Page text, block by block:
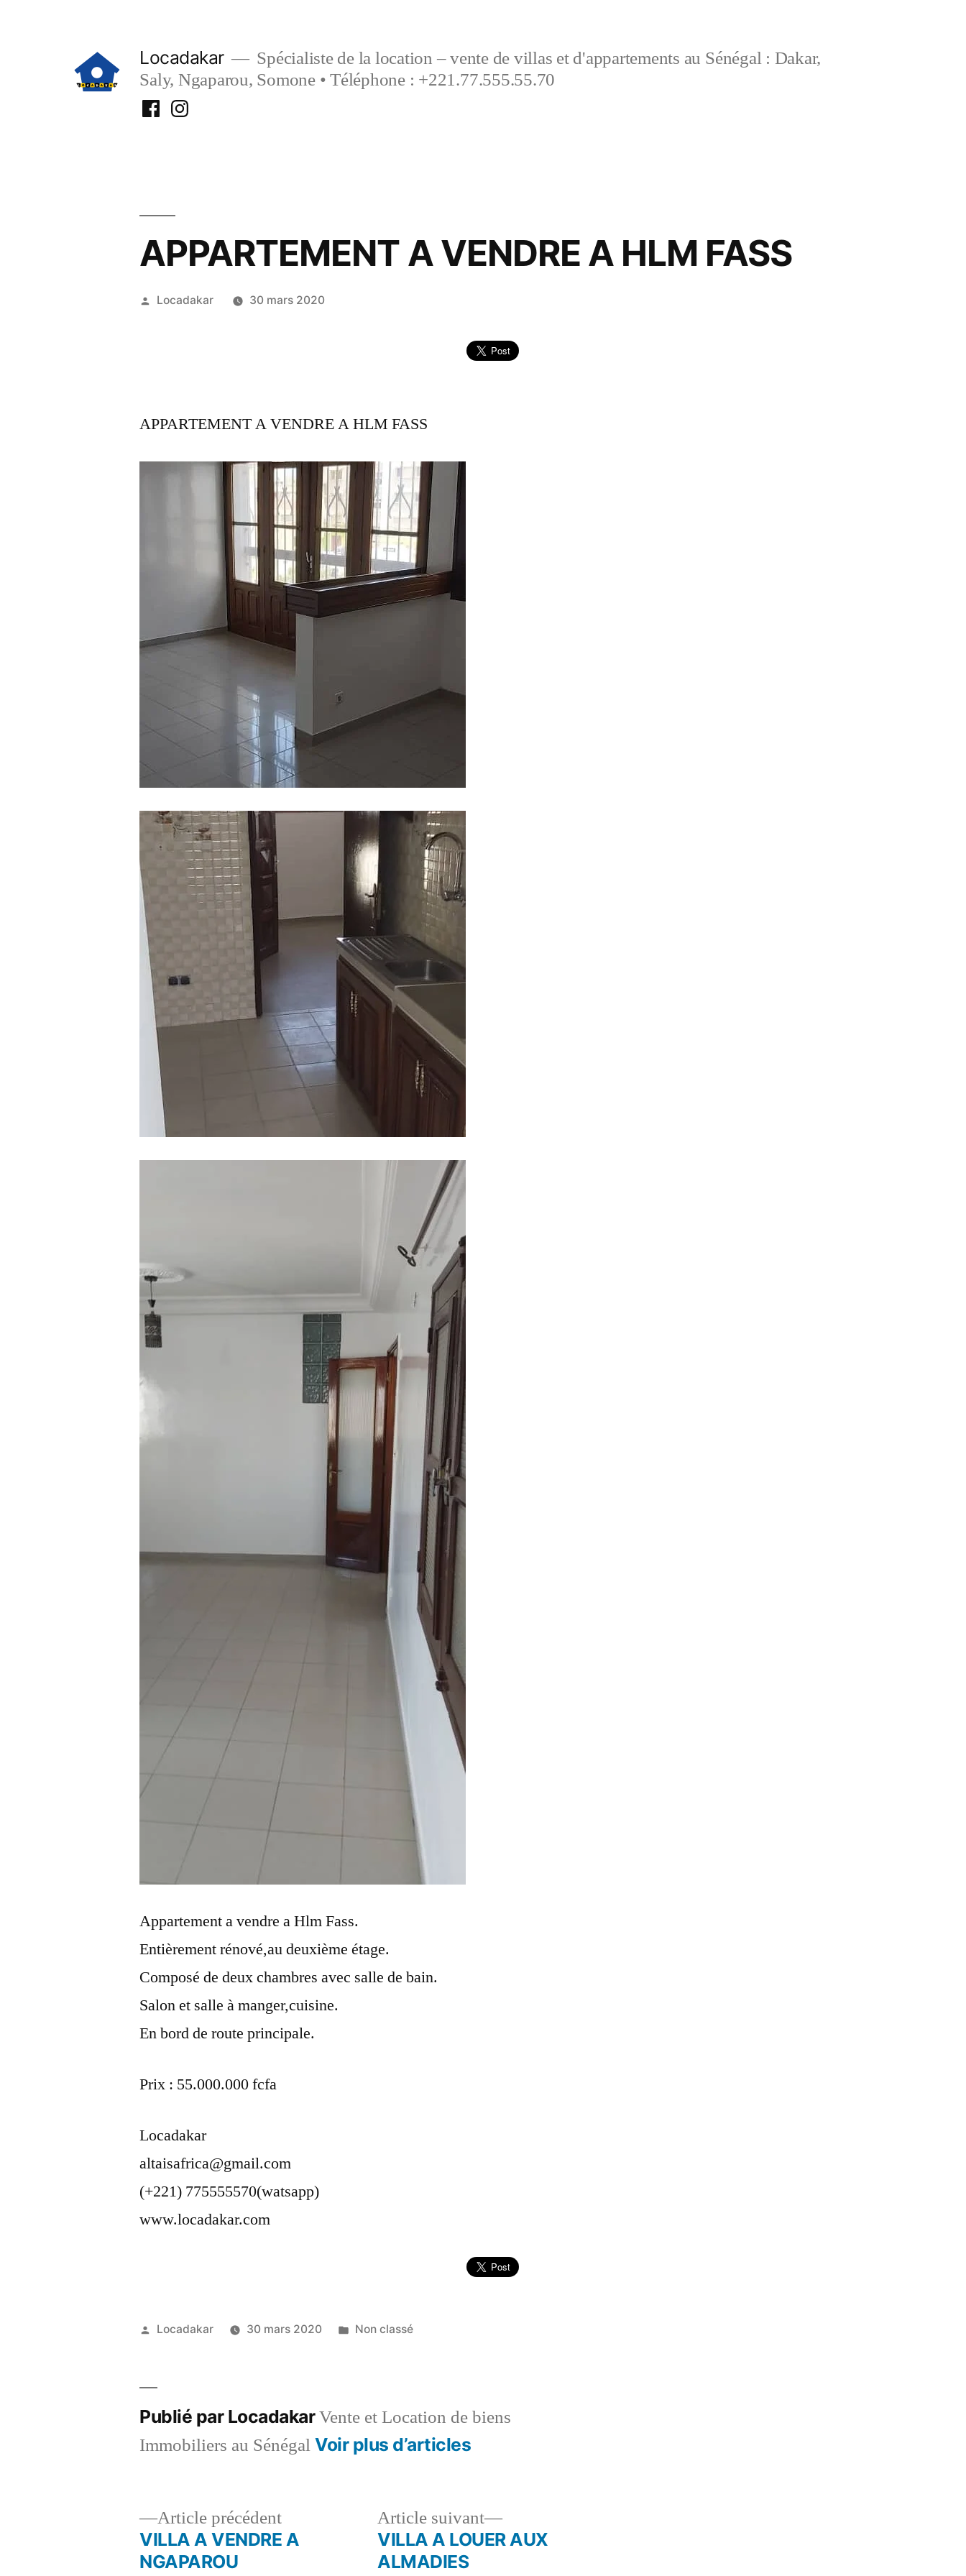
Locadakar
Spécialiste de la location – vente de villas et d'appartements au Sénégal : Dakar,
Saly, Ngaparou, Somone • Téléphone : +221.77.555.55.70
FacebookInstagram
APPARTEMENT A VENDRE A HLM FASS
Publié
Locadakar 30 mars 2020
APPARTEMENT A VENDRE A HLM FASS
Appartement a vendre a Hlm Fass.
Entièrement rénové,au deuxième étage.
Composé de deux chambres avec salle de bain.
Salon et salle à manger,cuisine.
En bord de route principale.
Prix : 55.000.000 fcfa
Locadakar
altaisafrica@gmail.com
(+221) 775555570(watsapp)
www.locadakar.com
Publié
Locadakar 30 mars 2020
Publié
Non classé
Publié par LocadakarVente et Location de biens
Immobiliers au SénégalVoir plus d’articles
Navigation
Article précédentArticle
précédent :
VILLA A VENDRE A
NGAPAROU
Article suivant
Article
suivant :
VILLA A LOUER AUX
ALMADIES